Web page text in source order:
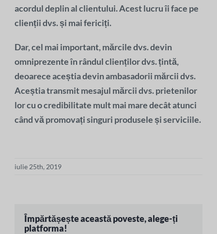
acordul deplin al clientului. Acest lucru îi face pe
clienții dvs. și mai fericiți.
Dar, cel mai important, mărcile dvs. devin
omniprezente în rândul clienților dvs. țintă,
deoarece aceștia devin ambasadorii mărcii dvs.
Aceștia transmit mesajul mărcii dvs. prietenilor
lor cu o credibilitate mult mai mare decât atunci
când vă promovați singuri produsele și serviciile.
iulie 25th, 2019
Împărtășește această poveste, alege-ți
platforma!